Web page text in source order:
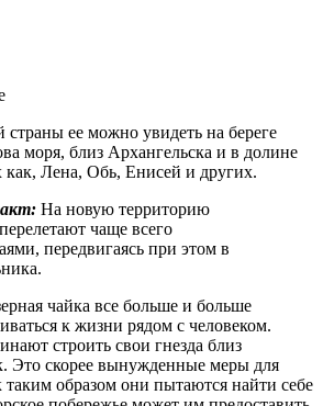
ее можно увидеть на береге
моря, близ Архангельска и в долине
как, Лена, Обь, Енисей и других.
На новую территорию
чаще всего
передвигаясь при этом в
чайка все больше и больше
к жизни рядом с человеком.
строить свои гнезда близ
Это скорее вынужденные меры для
таким образом они пытаются найти себе